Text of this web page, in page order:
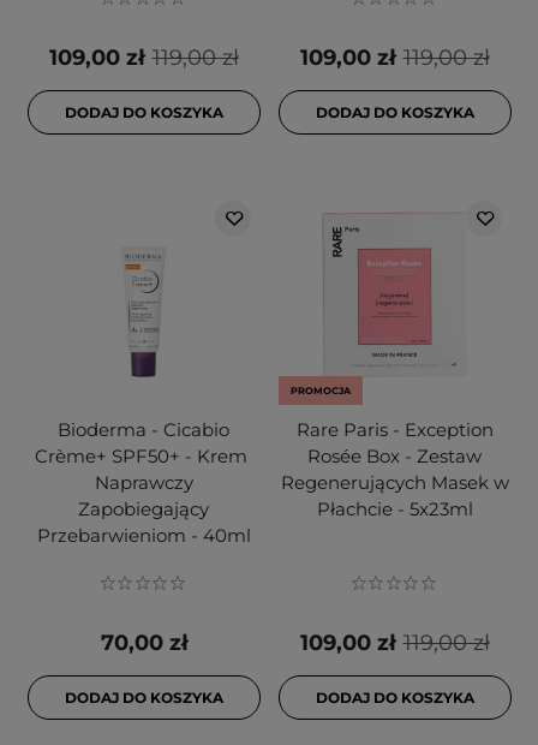
119,00 zł
109,00 zł
DODAJ DO KOSZYKA
119,00 zł
109,00 zł
DODAJ DO KOSZYKA
Bioderma - Cicabio
Crème+ SPF50+ - Krem ​​
Naprawczy
Zapobiegający
Przebarwieniom - 40ml
70,00 zł
DODAJ DO KOSZYKA
PROMOCJA
Rare Paris - Exception
Rosée Box - Zestaw
Regenerujących Masek w
Płachcie - 5x23ml
119,00 zł
109,00 zł
DODAJ DO KOSZYKA